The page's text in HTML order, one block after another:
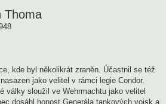
Thoma
kde byl několikrát zraněn. Účastnil se též
jako velitel v rámci legie Condor.
války sloužil ve Wehrmachtu jako velitel
dosáhl honost Generála tankových vojsk a